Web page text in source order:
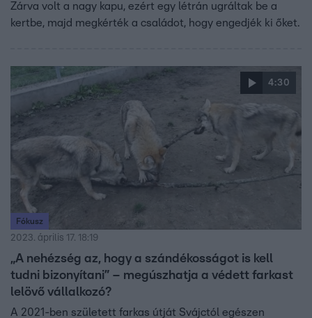
Zárva volt a nagy kapu, ezért egy létrán ugráltak be a
kertbe, majd megkérték a családot, hogy engedjék ki őket.
4:30
Fókusz
2023. április 17. 18:19
„A nehézség az, hogy a szándékosságot is kell
tudni bizonyítani” – megúszhatja a védett farkast
lelövő vállalkozó?
A 2021-ben született farkas útját Svájctól egészen